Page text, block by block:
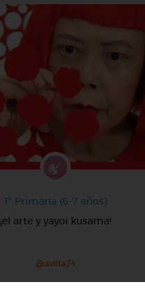
1º Primaria (6-7 años)
¡el arte y yayoi kusama!
@avilla74